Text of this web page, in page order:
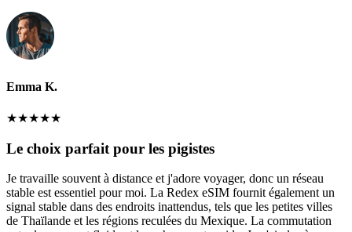
Emma K.
★★★★★
Le choix parfait pour les pigistes
Je travaille souvent à distance et j'adore voyager, donc un réseau
stable est essentiel pour moi. La Redex eSIM fournit également un
signal stable dans des endroits inattendus, tels que les petites villes
de Thaïlande et les régions reculées du Mexique. La commutation